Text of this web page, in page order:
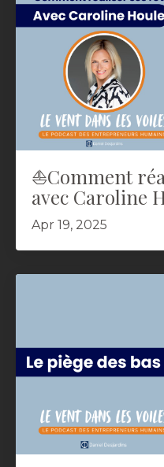
⛵️Comment
avec Caroline
Apr 19, 2025